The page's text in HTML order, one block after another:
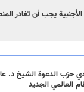
يجب أن تغادر
حزب الدعوة الشيخ د.
العالمي الجديد